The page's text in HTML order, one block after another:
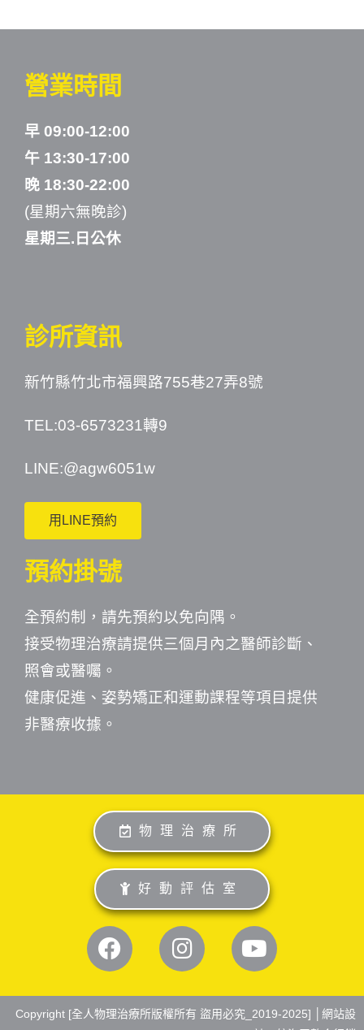
營業時間
早 09:00-12:00
午 13:30-17:00
晚 18:30-22:00
(星期六無晚診)
星期三.日公休
診所資訊
新竹縣竹北市福興路755巷27弄8號
TEL:03-6573231轉9
LINE:@agw6051w
用LINE預約
預約掛號
全預約制，請先預約以免向隅。
接受物理治療請提供三個月內之醫師診斷、
照會或醫囑。
健康促進、姿勢矯正和運動課程等項目提供
非醫療收據。
物理治療所
好動評估室
Copyright [全人物理治療所版權所有 盜用必究_2019-2025] │ 網站設